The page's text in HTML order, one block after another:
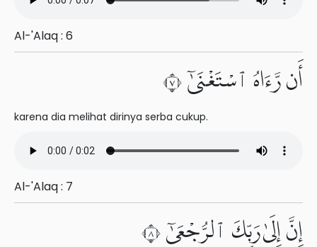
Al-'Alaq : 6
أَن رَّءَاهُ ٱسْتَغْنَىٰٓ ٧
karena dia melihat dirinya serba cukup.
Al-'Alaq : 7
إِنَّ إِلَىٰ رَبِّكَ ٱلرُّجْعَىٰٓ ٨